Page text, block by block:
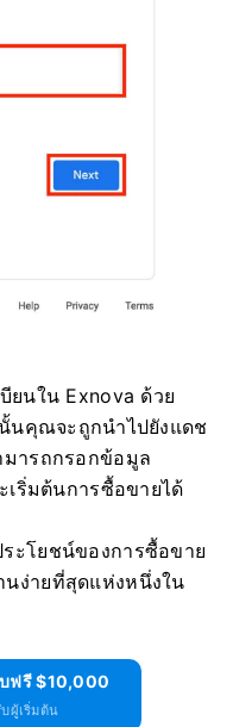
ยนใน Exnova ด้วย
นคุณจะถูกนำไปยังแดช
ารถกรอกข้อมูล
เริ่มต้นการซื้อขายได้
ะโยชน์ของการซื้อขาย
ง่ายที่สุดแห่งหนึ่งใน
บฟรี $10,000
ผู้เริ่มต้น